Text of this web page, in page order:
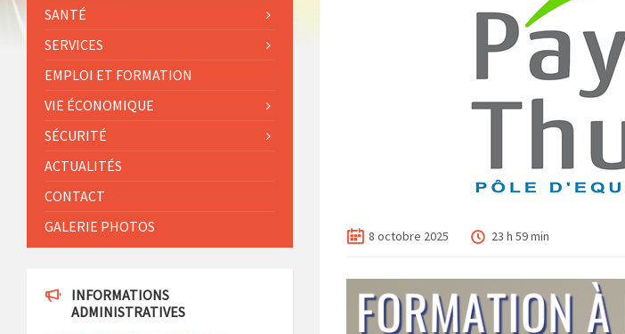
8 octobre 2025 23 h 59 min
SANTÉ
SERVICES
EMPLOI ET FORMATION
VIE ÉCONOMIQUE
SÉCURITÉ
ACTUALITÉS
CONTACT
GALERIE PHOTOS
INFORMATIONS
ADMINISTRATIVES